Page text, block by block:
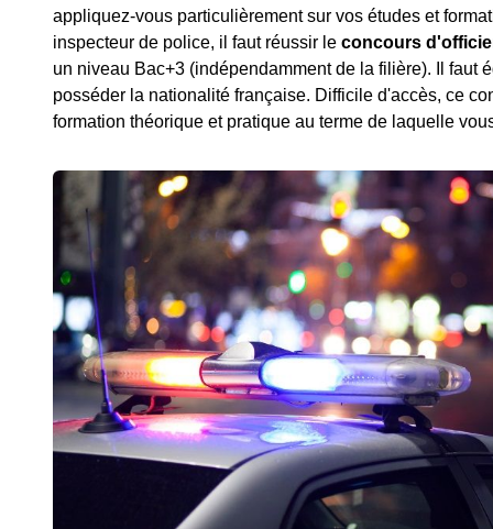
appliquez-vous particulièrement sur vos études et
inspecteur de police, il faut réussir le concours
un niveau Bac+3 (indépendamment de la filière). Il faut
posséder la nationalité française. Difficile d'accès, ce
formation théorique et pratique au terme de laquelle